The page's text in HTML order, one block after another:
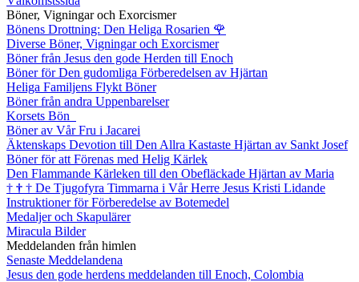
Böner, Vigningar och Exorcismer
Bönens Drottning: Den Heliga Rosarien 🌹
Diverse Böner, Vigningar och Exorcismer
Böner från Jesus den gode Herden till Enoch
Böner för Den gudomliga Förberedelsen av Hjärtan
Heliga Familjens Flykt Böner
Böner från andra Uppenbarelser
Korsets Bön
Böner av Vår Fru i Jacarei
Äktenskaps Devotion till Den Allra Kastaste Hjärtan av Sankt Josef
Böner för att Förenas med Helig Kärlek
Den Flammande Kärleken till den Obefläckade Hjärtan av Maria
† † † De Tjugofyra Timmarna i Vår Herre Jesus Kristi Lidande
Instruktioner för Förberedelse av Botemedel
Medaljer och Skapulärer
Miracula Bilder
Meddelanden från himlen
Senaste Meddelandena
Jesus den gode herdens meddelanden till Enoch, Colombia